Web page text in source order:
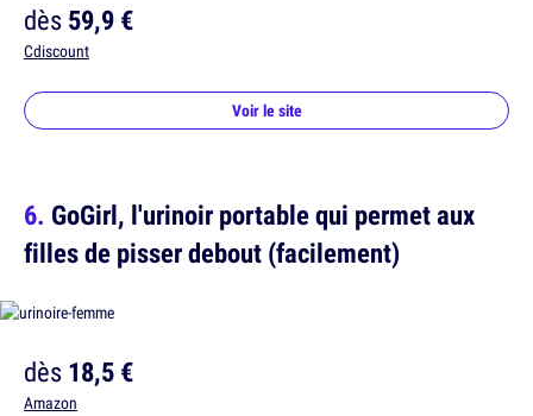
dès59,9 €
Cdiscount
Voir le site
GoGirl, l'urinoir portable qui permet aux
filles de pisser debout (facilement)
dès18,5 €
Amazon